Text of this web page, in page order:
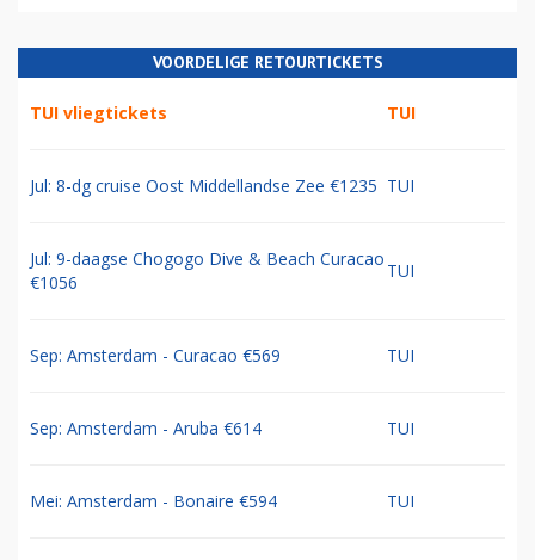
VOORDELIGE RETOURTICKETS
TUI vliegtickets TUI
Jul: 8-dg cruise Oost Middellandse Zee €1235 TUI
Jul: 9-daagse Chogogo Dive & Beach Curacao
€1056
TUI
Sep: Amsterdam - Curacao €569 TUI
Sep: Amsterdam - Aruba €614 TUI
Mei: Amsterdam - Bonaire €594 TUI